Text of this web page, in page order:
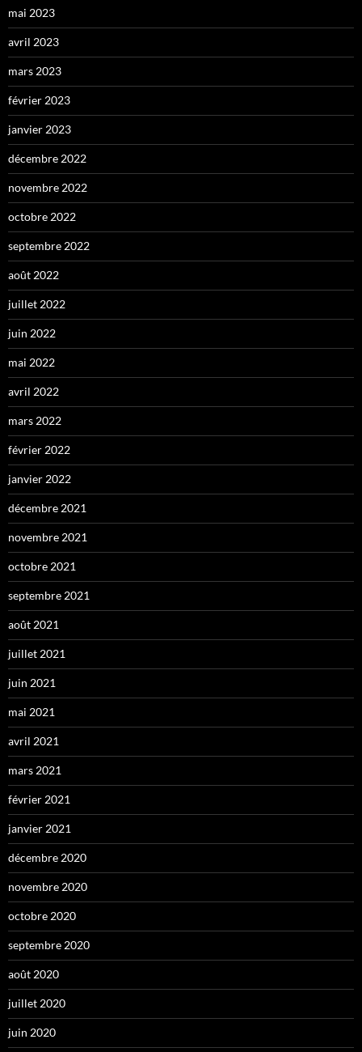
mai 2023
avril 2023
mars 2023
février 2023
janvier 2023
décembre 2022
novembre 2022
octobre 2022
septembre 2022
août 2022
juillet 2022
juin 2022
mai 2022
avril 2022
mars 2022
février 2022
janvier 2022
décembre 2021
novembre 2021
octobre 2021
septembre 2021
août 2021
juillet 2021
juin 2021
mai 2021
avril 2021
mars 2021
février 2021
janvier 2021
décembre 2020
novembre 2020
octobre 2020
septembre 2020
août 2020
juillet 2020
juin 2020